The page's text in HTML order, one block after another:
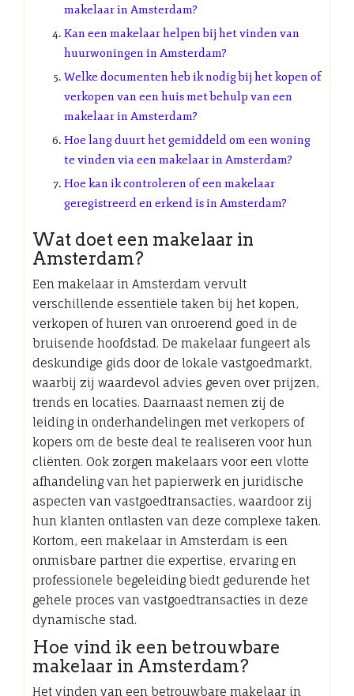
makelaar in Amsterdam?
Kan een makelaar helpen bij het vinden van
huurwoningen in Amsterdam?
Welke documenten heb ik nodig bij het kopen of
verkopen van een huis met behulp van een
makelaar in Amsterdam?
Hoe lang duurt het gemiddeld om een woning
te vinden via een makelaar in Amsterdam?
Hoe kan ik controleren of een makelaar
geregistreerd en erkend is in Amsterdam?
Wat doet een makelaar in
Amsterdam?
Een makelaar in Amsterdam vervult
verschillende essentiële taken bij het kopen,
verkopen of huren van onroerend goed in de
bruisende hoofdstad. De makelaar fungeert als
deskundige gids door de lokale vastgoedmarkt,
waarbij zij waardevol advies geven over prijzen,
trends en locaties. Daarnaast nemen zij de
leiding in onderhandelingen met verkopers of
kopers om de beste deal te realiseren voor hun
cliënten. Ook zorgen makelaars voor een vlotte
afhandeling van het papierwerk en juridische
aspecten van vastgoedtransacties, waardoor zij
hun klanten ontlasten van deze complexe taken.
Kortom, een makelaar in Amsterdam is een
onmisbare partner die expertise, ervaring en
professionele begeleiding biedt gedurende het
gehele proces van vastgoedtransacties in deze
dynamische stad.
Hoe vind ik een betrouwbare
makelaar in Amsterdam?
Het vinden van een betrouwbare makelaar in